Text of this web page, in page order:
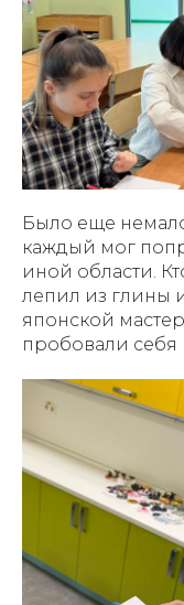
Было еще
каждый мог
иной области.
лепил из глины
японской
пробовали себя